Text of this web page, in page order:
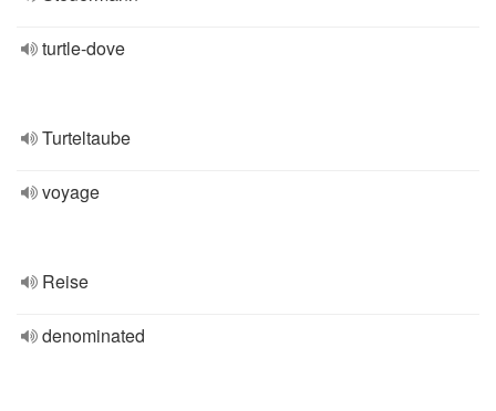
turtle-dove
Turteltaube
voyage
Reise
denominated